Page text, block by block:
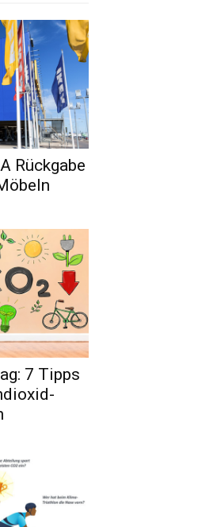
Rückgabe
7 Tipps